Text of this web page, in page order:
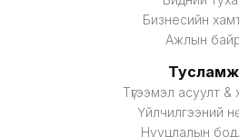
Бизнесийн
Ажлын
Тусламж
Түгээмэл асуулт &
Үйлчилгээний
Нууцлалын